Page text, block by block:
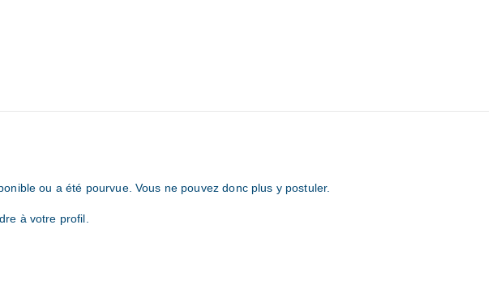
ou a été pourvue. Vous ne pouvez donc plus y postuler.
à votre profil.